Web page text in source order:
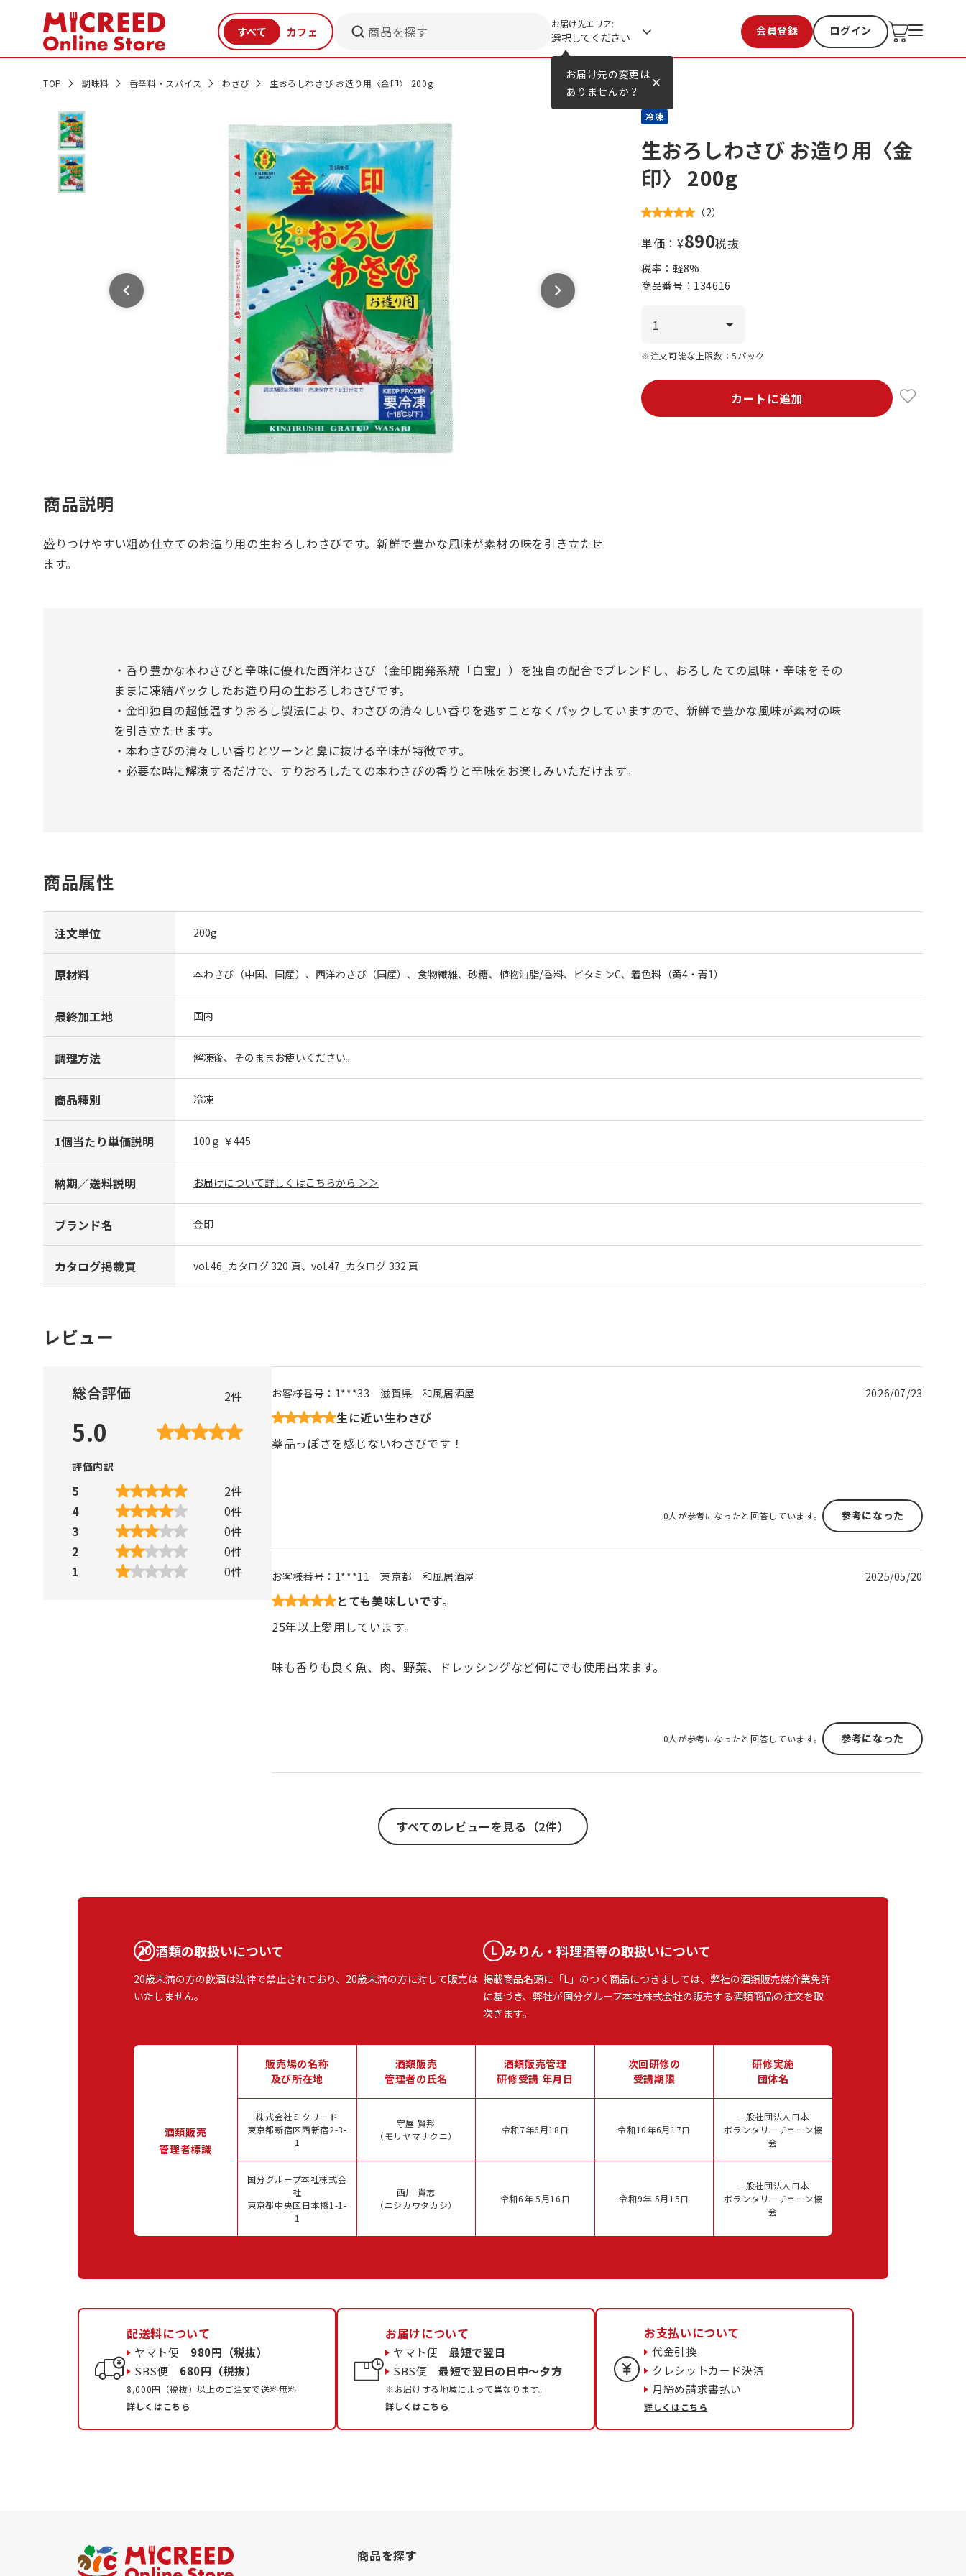
お届け先の変更は
ありませんか？
商品を探す お届け先エリア:
選択してください 会員登録 ログイン
お気に入り 過去購入
TOP 調味料 香辛料・スパイス わさび 生おろしわさび お造り用〈金印〉 200g
冷凍
生おろしわさび お造り用〈金
印〉 200g
（2）
単価：¥890税抜
税率：軽8%
商品番号： 134616
※注文可能な上限数：5パック
カートに追加
商品説明
盛りつけやすい粗め仕立てのお造り用の生おろしわさびです。新鮮で豊かな風味が素材の味を引き立たせ
ます。
・香り豊かな本わさびと辛味に優れた西洋わさび（金印開発系統「白宝」）を独自の配合でブレンドし、おろしたての風味・辛味をその
ままに凍結パックしたお造り用の生おろしわさびです。
・金印独自の超低温すりおろし製法により、わさびの清々しい香りを逃すことなくパックしていますので、新鮮で豊かな風味が素材の味
を引き立たせます。
・本わさびの清々しい香りとツーンと鼻に抜ける辛味が特徴です。
・必要な時に解凍するだけで、すりおろしたての本わさびの香りと辛味をお楽しみいただけます。
商品属性
注文単位 200g
原材料 本わさび（中国、国産）、西洋わさび（国産）、食物繊維、砂糖、植物油脂/香料、ビタミンC、着色料（黄4・青1）
最終加工地 国内
調理方法 解凍後、そのままお使いください。
商品種別 冷凍
1個当たり単価説明 100ｇ ￥445
納期／送料説明 お届けについて詳しくはこちらから ＞＞
ブランド名 金印
カタログ掲載頁 vol.46_カタログ 320 頁、vol.47_カタログ 332 頁
レビュー
総合評価 2件
5.0
評価内訳
5 2件
4
0件
3
0件
2
0件
1
0件
お客様番号： 1***33 滋賀県 和風居酒屋 2026/07/23
生に近い生わさび
薬品っぽさを感じないわさびです！
0人が参考になったと回答しています。 参考になった
お客様番号： 1***11 東京都 和風居酒屋 2025/05/20
とても美味しいです。
25年以上愛用しています。
味も香りも良く魚、肉、野菜、ドレッシングなど何にでも使用出来ます。
0人が参考になったと回答しています。 参考になった
すべてのレビューを見る（2件）
酒類の取扱いについて
20歳未満の方の飲酒は法律で禁止されており、20歳未満の方に対して販売は
いたしません。
みりん・料理酒等の取扱いについて
掲載商品名頭に「L」のつく商品につきましては、弊社の酒類販売媒介業免許
に基づき、弊社が国分グループ本社株式会社の販売する酒類商品の注文を取
次ぎます。
酒類販売
管理者標識
販売場の名称
及び所在地
酒類販売
管理者の氏名
酒類販売管理
研修受講 年月日
次回研修の
受講期限
研修実施
団体名
株式会社ミクリード
東京都新宿区西新宿2-3-
1
守屋 賢邦
（モリヤマサクニ）
令和7年6月18日 令和10年6月17日
一般社団法人日本
ボランタリーチェーン協
会
国分グループ本社株式会
社
東京都中央区日本橋1-1-
1
西川 貴志
（ニシカワタカシ）
令和6年 5月16日 令和9年 5月15日
一般社団法人日本
ボランタリーチェーン協
会
配送料について
ヤマト便 980円（税抜）
SBS便 680円（税抜）
8,000円（税抜）以上のご注文で送料無料
詳しくはこちら
お届けについて
ヤマト便最短で翌日
SBS便最短で翌日の日中〜夕方
※お届けする地域によって異なります。
詳しくはこちら
お支払いについて
代金引換
クレシットカード決済
月締め請求書払い
詳しくはこちら
商品を探す